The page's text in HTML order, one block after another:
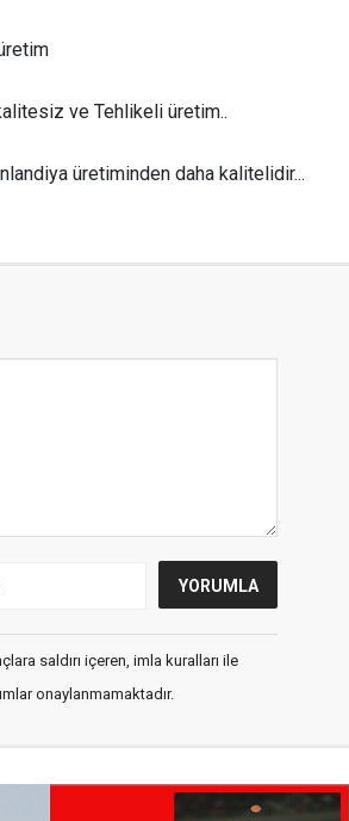
ve Tehlikeli üretim..
üretiminden daha kalitelidir...
saldırı içeren, imla kuralları ile
onaylanmamaktadır.